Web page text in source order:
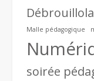
Malle pédagogique
soirée